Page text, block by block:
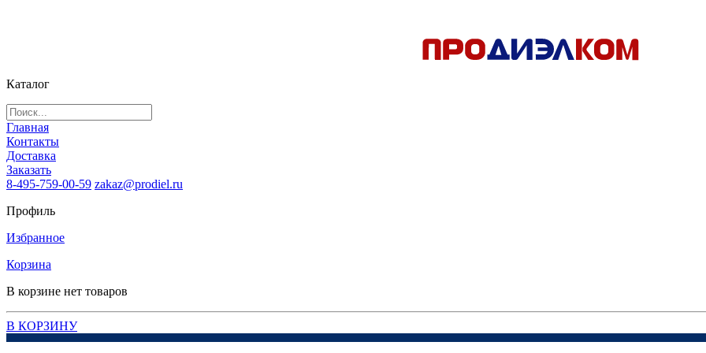
Каталог
Главная
Контакты
Доставка
Заказать
8-495-759-00-59 zakaz@prodiel.ru
Профиль
Избранное
Корзина
В корзине нет товаров
В КОРЗИНУ